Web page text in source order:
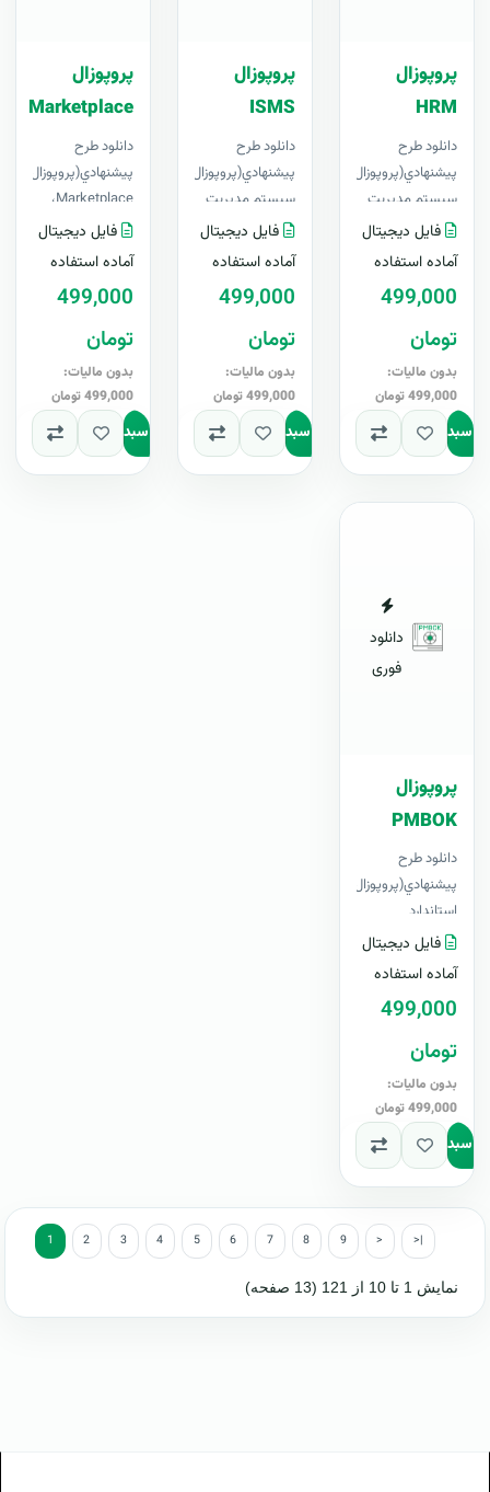
پروپوزال
HRM
دانلود طرح
پيشنهادي(پروپوزال)
سیستم مدیریت
منابع انسانی
HRM، لایه باز ،
Word+ آپدیت ر..
فایل دیجیتال
آماده استفاده
499,000
تومان
بدون مالیات:
499,000 تومان
به سبد
پروپوزال
ISMS
دانلود طرح
پيشنهادي(پروپوزال)
سیستم مدیریت
امنیت اطلاعات
ISMS، لایه باز ،
Word+ آپدیت..
فایل دیجیتال
آماده استفاده
499,000
تومان
بدون مالیات:
499,000 تومان
افزودن به سبد
پروپوزال
Marketplace
دانلود طرح
پيشنهادي(پروپوزال)
Marketplace،
لایه باز ، قابل
اولین با..
فایل دیجیتال
آماده استفاده
499,000
تومان
بدون مالیات:
499,000 تومان
افزودن به سبد
دانلود
فوری
پروپوزال
PMBOK
دانلود طرح
پيشنهادي(پروپوزال)
استاندارد
پم‌باک PMBOK ،
لایه باز ، قابل
آپدیت را..
فایل دیجیتال
آماده استفاده
499,000
تومان
بدون مالیات:
499,000 تومان
به سبد
1 2 3 4 5 6 7 8 9 > >|
نمایش 1 تا 10 از 121 (13 صفحه)